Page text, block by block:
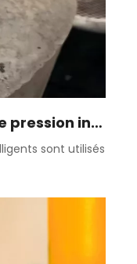
Case de commutation de pression intelligente
sont utilisés